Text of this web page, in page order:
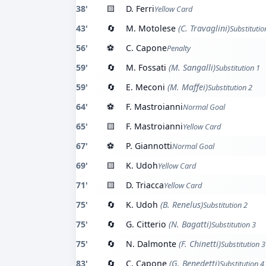
38' 🟨 D. FerriYellow Card
43' 🔄 M. Motolese (C. Travaglini)
56' ⚽ C. CaponePenalty
59' 🔄 M. Fossati (M. Sangalli)Substitution 1
59' 🔄 E. Meconi (M. Maffei)Substitution 2
64' ⚽ F. MastroianniNormal Goal
65' 🟨 F. MastroianniYellow Card
67' ⚽ P. GiannottiNormal Goal
69' 🟨 K. UdohYellow Card
71' 🟨 D. TriaccaYellow Card
75' 🔄 K. Udoh (B. Renelus)Substitution 2
75' 🔄 G. Citterio (N. Bagatti)Substitution 3
75' 🔄 N. Dalmonte (F. Chinetti)Substitution 3
83' 🔄 C. Capone (G. Benedetti)Substitution 4